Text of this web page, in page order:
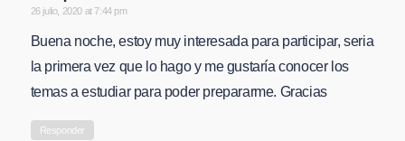
says:
26 julio, 2020 at 7:44 pm
Buena noche, estoy muy interesada para participar, seria
la primera vez que lo hago y me gustaría conocer los
temas a estudiar para poder prepararme. Gracias
Responder